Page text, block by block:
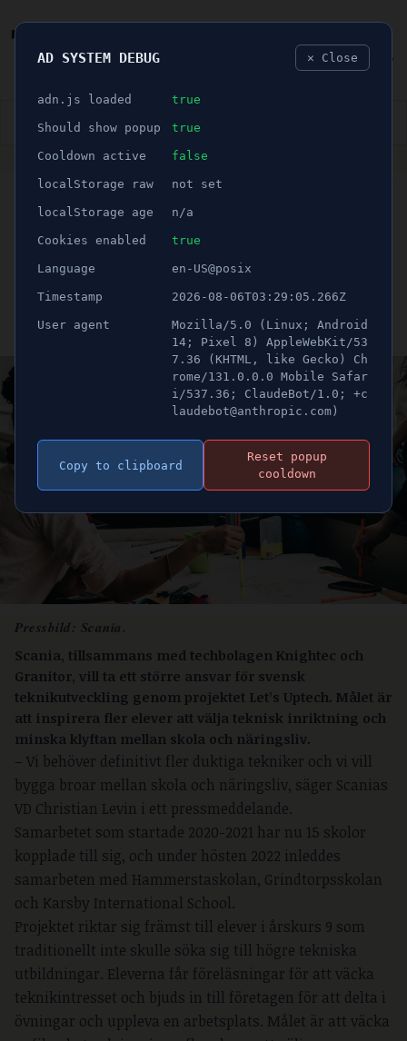
👮🏻‍♂️ BLÅLJUS ÅSIKTER SPORT
ANNONS
Scania satsar på att
inspirera elever till
teknikstudier
Publicerad 14 maj 2023 06:00
Pressbild: Scania.
Scania, tillsammans med techbolagen Knightec och
Granitor, vill ta ett större ansvar för svensk
teknikutveckling genom projektet Let’s Uptech. Målet är
att inspirera fler elever att välja teknisk inriktning och
minska klyftan mellan skola och näringsliv.
– Vi behöver definitivt fler duktiga tekniker och vi vill
bygga broar mellan skola och näringsliv, säger Scanias
VD Christian Levin i ett pressmeddelande.
Samarbetet som startade 2020-2021 har nu 15 skolor
kopplade till sig, och under hösten 2022 inleddes
samarbeten med Hammerstaskolan, Grindtorpsskolan
och Karsby International School.
Projektet riktar sig främst till elever i årskurs 9 som
traditionellt inte skulle söka sig till högre tekniska
utbildningar. Eleverna får föreläsningar för att väcka
teknikintresset och bjuds in till företagen för att delta i
övningar och uppleva en arbetsplats. Målet är att väcka
AD SYSTEM DEBUG ✕ Close
adn.js loaded true
Should show popup true
Cooldown active false
localStorage raw not set
localStorage age n/a
Cookies enabled true
Language en-US@posix
Timestamp 2026-08-06T03:29:05.266Z
User agent
Mozilla/5.0 (Linux; Android
14; Pixel 8) AppleWebKit/53
7.36 (KHTML, like Gecko) Ch
rome/131.0.0.0 Mobile Safar
i/537.36; ClaudeBot/1.0; +c
laudebot@anthropic.com)
Copy to clipboard
Reset popup
cooldown